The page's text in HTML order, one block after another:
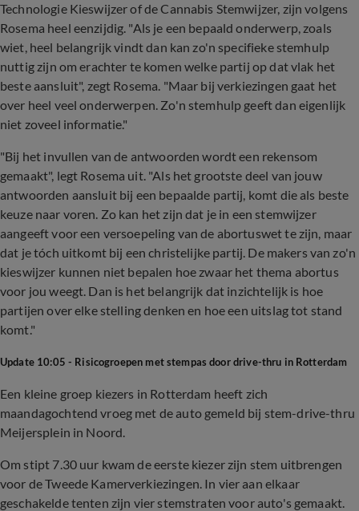
Technologie Kieswijzer of de Cannabis Stemwijzer, zijn volgens
Rosema heel eenzijdig. "Als je een bepaald onderwerp, zoals
wiet, heel belangrijk vindt dan kan zo'n specifieke stemhulp
nuttig zijn om erachter te komen welke partij op dat vlak het
beste aansluit", zegt Rosema. "Maar bij verkiezingen gaat het
over heel veel onderwerpen. Zo'n stemhulp geeft dan eigenlijk
niet zoveel informatie."
"Bij het invullen van de antwoorden wordt een rekensom
gemaakt", legt Rosema uit. "Als het grootste deel van jouw
antwoorden aansluit bij een bepaalde partij, komt die als beste
keuze naar voren. Zo kan het zijn dat je in een stemwijzer
aangeeft voor een versoepeling van de abortuswet te zijn, maar
dat je tóch uitkomt bij een christelijke partij. De makers van zo'n
kieswijzer kunnen niet bepalen hoe zwaar het thema abortus
voor jou weegt. Dan is het belangrijk dat inzichtelijk is hoe
partijen over elke stelling denken en hoe een uitslag tot stand
komt."
Update 10:05 - Risicogroepen met stempas door drive-thru in Rotterdam
Een kleine groep kiezers in Rotterdam heeft zich
maandagochtend vroeg met de auto gemeld bij stem-drive-thru
Meijersplein in Noord.
Om stipt 7.30 uur kwam de eerste kiezer zijn stem uitbrengen
voor de Tweede Kamerverkiezingen. In vier aan elkaar
geschakelde tenten zijn vier stemstraten voor auto's gemaakt.